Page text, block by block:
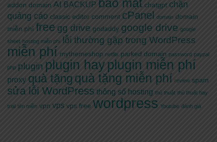
addon domain AI BACKUP bảo mật chatgpt chặn
quảng cáo classic editor comment cPanel domain domain
miễn phí free gg drive godaddy google drive google
sheet hosting miễn phí lỗi thường gặp trong WordPress
miễn phí mythemeshop netflix parked domain password paypal
php plugin plugin hay plugin miễn phí
proxy quà tặng quà tặng miễn phí review spam
sửa lỗi WordPress thông số hosting thủ thuật thủ thuật hay
trial tên miền vpn vps vps free wordpress Youtube đánh giá